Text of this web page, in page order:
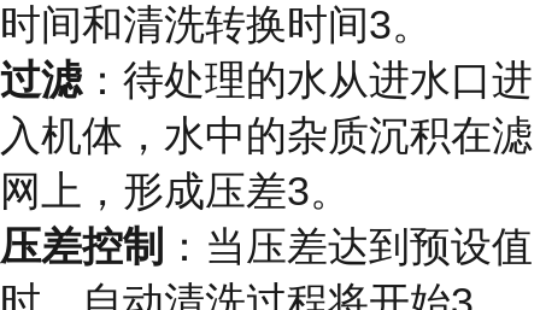
时间和清洗转换时间3。
过滤：待处理的水从进水口进
入机体，水中的杂质沉积在滤
网上，形成压差3。
压差控制 ：当压差达到预设值